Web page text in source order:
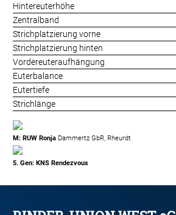
Hintereuterhöhe
Zentralband
Strichplatzierung vorne
Strichplatzierung hinten
Vordereuteraufhängung
Euterbalance
Eutertiefe
Strichlänge
M: RUW Ronja Dammertz GbR, Rheurdt
5. Gen: KNS Rendezvous